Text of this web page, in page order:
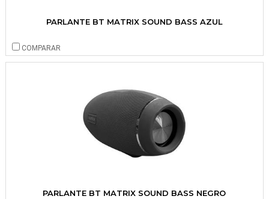
PARLANTE BT MATRIX SOUND BASS AZUL
COMPARAR
PARLANTE BT MATRIX SOUND BASS NEGRO